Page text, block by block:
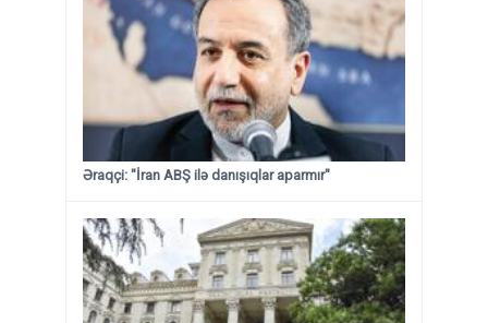
Əraqçi: "İran ABŞ ilə danışıqlar aparmır"